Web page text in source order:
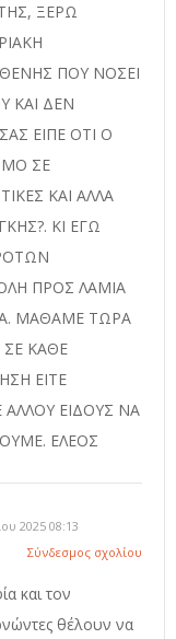
ΞΕΡΩ
ΠΟΥ ΝΟΣΕΙ
ΚΑΙ ΔΕΝ
ΕΙΠΕ ΟΤΙ Ο
ΣΕ
ΚΑΙ ΑΛΛΑ
ΚΙ ΕΓΩ
ΠΡΟΣ ΛΑΜΙΑ
ΜΑΘΑΜΕ ΤΩΡΑ
ΣΕ ΚΑΘΕ
ΕΙΤΕ
ΑΛΛΟΥ ΕΙΔΟΥΣ ΝΑ
ΕΛΕΟΣ
2025 08:13
Σύνδεσμος σχολίου
και τον
θέλουν να